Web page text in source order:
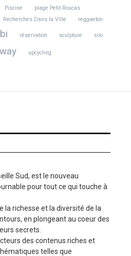
Piscine
plage Petit Roucas
Recherches Dans la Ville reggaeton
réservation sculpture silo
upcycling
Sud, est le nouveau
pour tout ce qui touche à
la richesse et la diversité de la
en plongeant au coeur des
secrets.
des contenus riches et
telles que